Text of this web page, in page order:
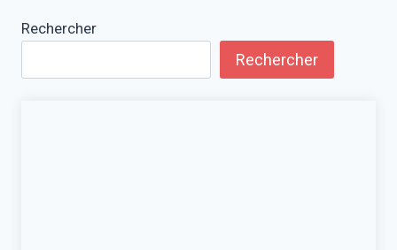
Rechercher
Rechercher